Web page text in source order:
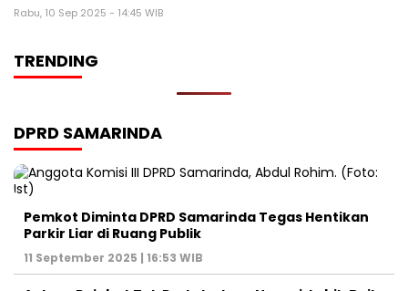
Rabu, 10 Sep 2025 - 14:45 WIB
TRENDING
DPRD SAMARINDA
Pemkot Diminta DPRD Samarinda Tegas Hentikan
Parkir Liar di Ruang Publik
11 September 2025 | 16:53 WIB